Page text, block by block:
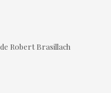
Robert Brasillach